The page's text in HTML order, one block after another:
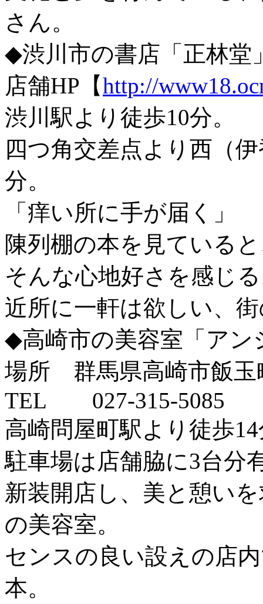
さん。
◆渋川市の書店「正林堂
店舗HP【http://
渋川駅より徒歩10分。
四つ角交差点より西（
分。
「痒い所に手が届く」
陳列棚の本を見ている
そんな心地好さを感じ
近所に一軒は欲しい、
◆高崎市の美容室「アン
場所 群馬県高崎市飯玉
TEL 027-315-5085
高崎問屋町駅より徒歩
駐車場は店舗脇に3台分
新装開店し、美と憩い
の美容室。
センスの良い設えの店
本。